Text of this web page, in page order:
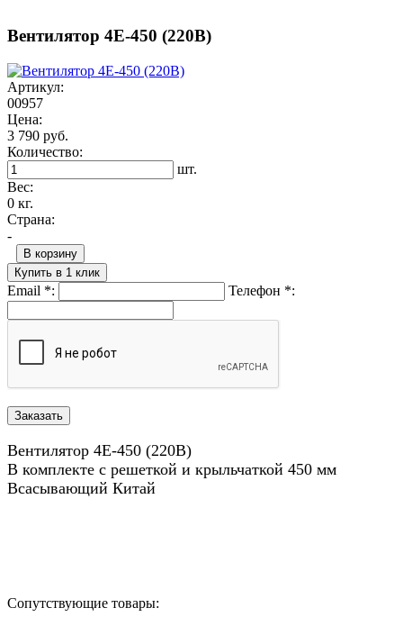
Вентилятор 4E-450 (220В)
Артикул:
00957
Цена:
3 790 руб.
Количество:
шт.
Вес:
0 кг.
Страна:
-
В корзину
Купить в 1 клик
Email *: Телефон *:
Вентилятор 4E-450 (220В)
В комплекте с решеткой и крыльчаткой 450 мм
Всасывающий Китай
Сопутствующие товары: